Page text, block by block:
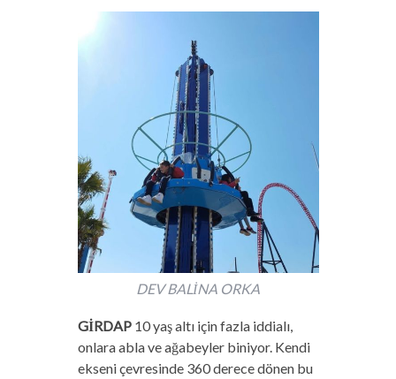
DEV BALİNA ORKA
GİRDAP10 yaş altı için fazla iddialı,
onlara abla ve ağabeyler biniyor. Kendi
ekseni çevresinde 360 derece dönen bu